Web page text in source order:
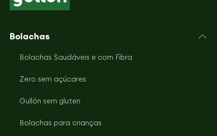
Bolachas
Bolachas Saudáveis e com Fibra
Zero sem açúcares
Gullón sem gluten
Bolachas para crianças